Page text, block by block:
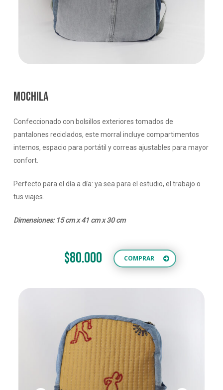
MOCHILA
Confeccionado con bolsillos exteriores tomados de
pantalones reciclados, este morral incluye compartimentos
internos, espacio para portátil y correas ajustables para mayor
confort.
Perfecto para el día a día: ya sea para el estudio, el trabajo o
tus viajes.
Dimensiones: 15 cm x 41 cm x 30 cm
$80.000 COMPRAR